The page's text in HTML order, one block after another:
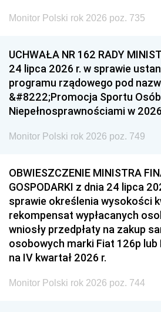
Monitor Polski rok 2026 poz. 735
UCHWAŁA NR 162 RADY
24 lipca 2026 r. w sprawie
programu rządowego pod
&#8222;Promocja Sportu
Niepełnosprawnościami w
Monitor Polski rok 2026 poz. 749
OBWIESZCZENIE MINISTRA
GOSPODARKI z dnia 24 lipca
sprawie określenia wysokości
rekompensat wypłacanych
wniosły przedpłaty na zakup
osobowych marki Fiat 126p lub
na IV kwartał 2026 r.
Monitor Polski rok 2026 poz. 744